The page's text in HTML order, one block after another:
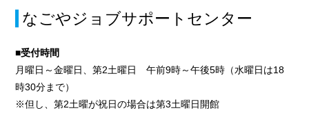
なごやジョブサポートセンター
■受付時間
月曜日～金曜日、第2土曜日 午前9時～午後5時（水曜日は18
時30分まで）
※但し、第2土曜が祝日の場合は第3土曜日開館